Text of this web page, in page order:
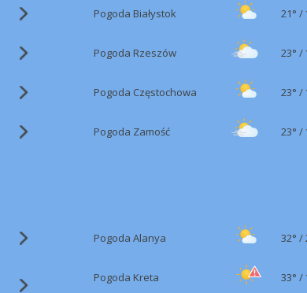
Pogoda Białystok 21° /
Pogoda Rzeszów 23° /
Pogoda Częstochowa 23° /
Pogoda Zamość 23° /
Pogoda Alanya 32° /
Pogoda Kreta 33° /